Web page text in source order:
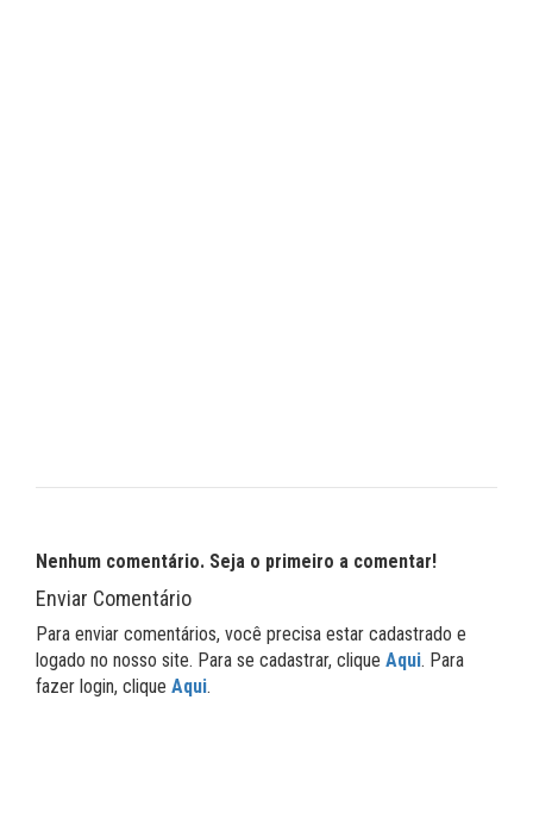
Nenhum comentário. Seja o primeiro a comentar!
Enviar Comentário
Para enviar comentários, você precisa estar cadastrado e
logado no nosso site. Para se cadastrar, clique Aqui. Para
fazer login, clique Aqui.